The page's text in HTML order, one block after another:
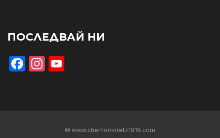
ПОСЛЕДВАЙ НИ
Facebook
Instagram
© www.chernomoretz1919.com